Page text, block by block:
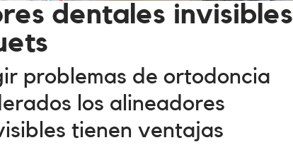
dentales invisibles
problemas de ortodoncia
los alineadores
tienen ventajas